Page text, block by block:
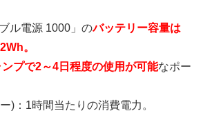
ル電源 1000」のバッテリー容量は
。
プで2～4日程度の使用が可能なポー
)：1時間当たりの消費電力。